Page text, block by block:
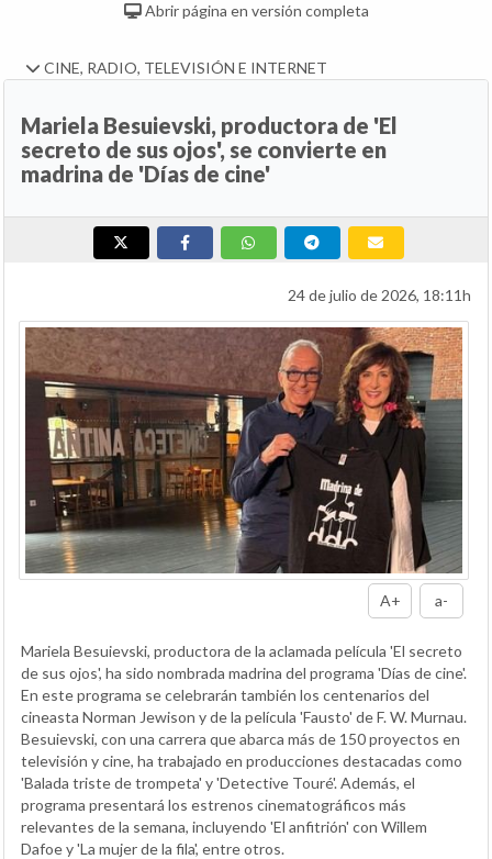
Abrir página en versión completa
CINE, RADIO, TELEVISIÓN E INTERNET
Mariela Besuievski, productora de 'El
secreto de sus ojos', se convierte en
madrina de 'Días de cine'
24 de julio de 2026, 18:11h
A+ a-
Mariela Besuievski, productora de la aclamada película 'El secreto
de sus ojos', ha sido nombrada madrina del programa 'Días de cine'.
En este programa se celebrarán también los centenarios del
cineasta Norman Jewison y de la película 'Fausto' de F. W. Murnau.
Besuievski, con una carrera que abarca más de 150 proyectos en
televisión y cine, ha trabajado en producciones destacadas como
'Balada triste de trompeta' y 'Detective Touré'. Además, el
programa presentará los estrenos cinematográficos más
relevantes de la semana, incluyendo 'El anfitrión' con Willem
Dafoe y 'La mujer de la fila', entre otros.